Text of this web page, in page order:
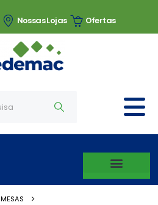
Nossas Lojas Ofertas
MESAS